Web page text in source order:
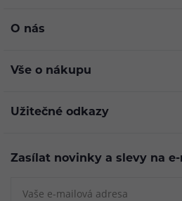
O nás
Vše o nákupu
Užitečné odkazy
Zasílat novinky a slevy na e-